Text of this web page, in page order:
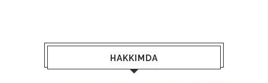
HAKKIMDA